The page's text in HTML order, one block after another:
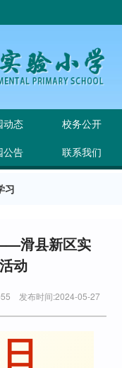
动态
校务公开
公告 联系我们
习
滑县新区实
动
发布时间:2024-05-27